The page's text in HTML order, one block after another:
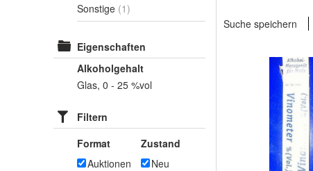
Sonstige (1)
Eigenschaften
Alkoholgehalt
Glas, 0 - 25 %vol
Filtern
Format
Auktionen
Zustand
Neu
Suche speichern